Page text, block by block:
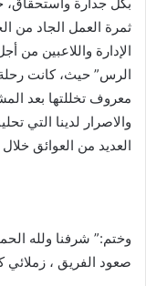
ثمرة العمل الجاد من
الإدارة واللاعبين من
الرس” حيث، كانت
معروف تخللتها بعد
والاصرار لدينا التي
العديد من العوائق
وختم:” شرفنا ولله
صعود الفريق ، زملائي